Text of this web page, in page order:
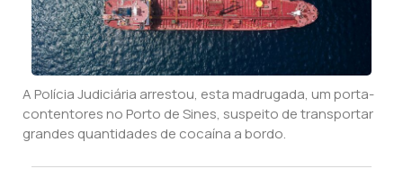
A Polícia Judiciária arrestou, esta madrugada, um porta-
contentores no Porto de Sines, suspeito de transportar
grandes quantidades de cocaína a bordo.